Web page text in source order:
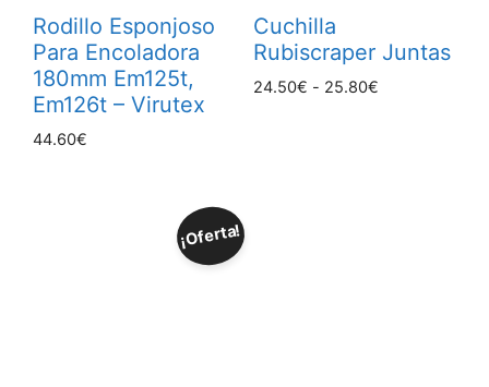
Rodillo Esponjoso
Para Encoladora
180mm Em125t,
Em126t – Virutex
44.60€
Cuchilla
Rubiscraper Juntas
24.50€ - 25.80€Rango
¡Oferta!